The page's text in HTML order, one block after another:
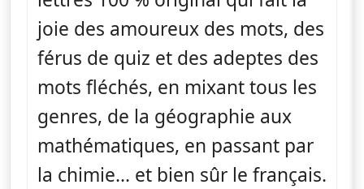
joie des amoureux des mots, des
férus de quiz et des adeptes des
mots fléchés, en mixant tous les
genres, de la géographie aux
mathématiques, en passant par
la chimie... et bien sûr le français.